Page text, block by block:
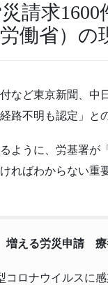
請求
働省）
付など東京新聞、
不明も認定」と
ように、労基署が「
ればわからない重
える労災申請 療
コロナウイルスに